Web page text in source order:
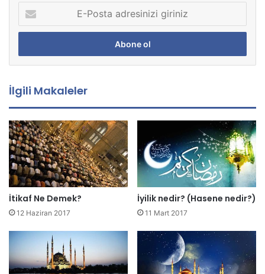
P
s
a
d
r
e
s
i
n
i
z
g
i
i
n
İlgili Makaleler
İtikaf Ne Demek?
12 Haziran 2017
İyilik nedir? (Hasene nedir?)
11 Mart 2017